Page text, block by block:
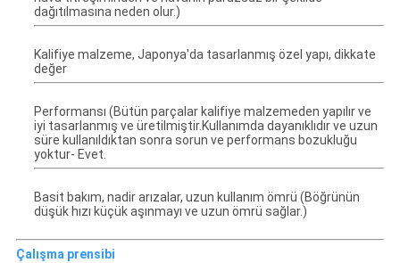
dağıtılmasına neden olur.)
Kalifiye malzeme, Japonya'da tasarlanmış özel yapı, dikkate
değer
Performansı (Bütün parçalar kalifiye malzemeden yapılır ve
iyi tasarlanmış ve üretilmiştir.Kullanımda dayanıklıdır ve uzun
süre kullanıldıktan sonra sorun ve performans bozukluğu
yoktur- Evet.
Basit bakım, nadir arızalar, uzun kullanım ömrü (Böğrünün
düşük hızı küçük aşınmayı ve uzun ömrü sağlar.)
Çalışma prensibi